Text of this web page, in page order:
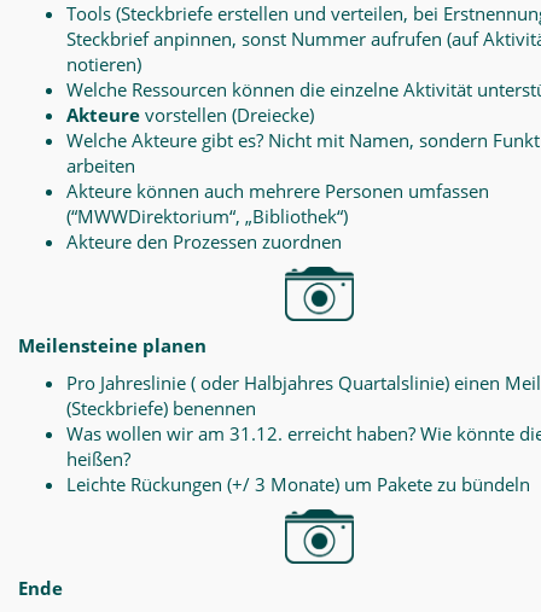
Tools (Steckbriefe erstellen und verteilen, bei
Steckbrief anpinnen, sonst Nummer aufrufen (auf
notieren)
Welche Ressourcen können die einzelne Aktivität
Akteure vorstellen (Dreiecke)
Welche Akteure gibt es? Nicht mit Namen, sondern
arbeiten
Akteure können auch mehrere Personen umfassen
(“MWWDirektorium“, „Bibliothek“)
Akteure den Prozessen zuordnen
Meilensteine planen
Pro Jahreslinie ( oder Halbjahres Quartalslinie) einen
(Steckbriefe) benennen
Was wollen wir am 31.12. erreicht haben? Wie könnte
heißen?
Leichte Rückungen (+/ 3 Monate) um Pakete zu bündeln
Ende